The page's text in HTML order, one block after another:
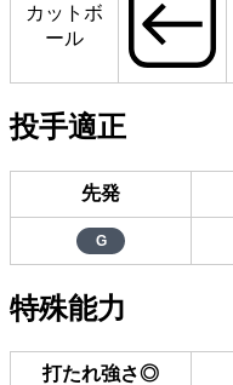
カットボ
ール
投手適正
先発
G
特殊能力
打たれ強さ◎